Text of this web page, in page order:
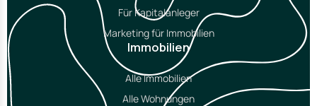
Für Kapitalanleger
Marketing für Immobilien
Immobilien
Alle Immobilien
Alle Wohnungen